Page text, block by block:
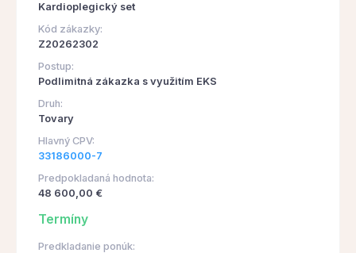
Kardioplegický set
Kód zákazky:
Z20262302
Postup:
Podlimitná zákazka s využitím EKS
Druh:
Tovary
Hlavný CPV:
33186000-7
Predpokladaná hodnota:
48 600,00 €
Termíny
Predkladanie ponúk: